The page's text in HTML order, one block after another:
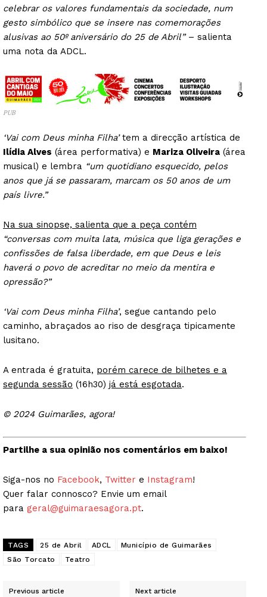
celebrar os valores fundamentais da sociedade, num
gesto simbólico que se insere nas comemorações
alusivas ao 50º aniversário do 25 de Abril”– salienta
uma nota da ADCL.
PUB
‘Vai com Deus minha Filha’tem a direcção artística de
Ilídia Alves (área performativa) e Mariza Oliveira (área
musical) e lembra “um quotidiano esquecido, pelos
anos que já se passaram, marcam os 50 anos de um
país livre.”
Na sua sinopse, salienta que a peça contém
“conversas com muita lata, música que liga gerações e
confissões de falsa liberdade, em que Deus e leis
haverá o povo de acreditar no meio da mentira e
opressão?”
‘Vai com Deus minha Filha’, segue cantando pelo
caminho, abraçados ao riso de desgraça tipicamente
lusitano.
A entrada é gratuita, porém carece de bilhetes e a
segunda sessão (16h30) já está esgotada.
© 2024 Guimarães, agora!
Partilhe a sua opinião nos comentários em baixo!
Siga-nos no Facebook, Twitter e Instagram!
Quer falar connosco? Envie um email
para geral@guimaraesagora.pt.
TAGS 25 de Abril ADCL
Município de Guimarães
São Torcato
Teatro
Previous article Next article